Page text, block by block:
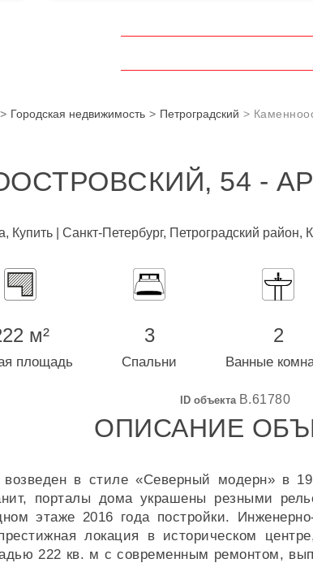
Городская недвижимость Петроградский
54 -
Купить | Санкт-Петербург, Петроградский район,
м²
площадь
3
Спальни
2
Ванные
ID объекта B.61780
ОПИСАНИЕ
в стиле «Северный модерн» в
порталы дома украшены резными
этаже 2016 года постройки.
локация в историческом
222 кв. м с современным ремонтом,